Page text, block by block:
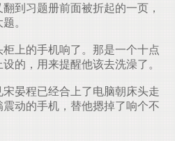
到习题册前面被折起的一页，
。
上的手机响了。那是一个十点
的，用来提醒他该去洗澡了。
晏程已经合上了电脑朝床头走
动的手机，替他摁掉了响个不